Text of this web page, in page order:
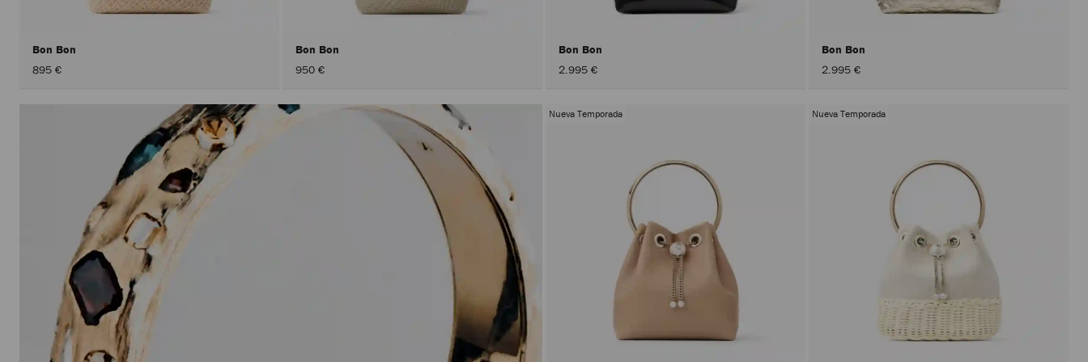
Bon Bon
895 €
Bon Bon
950 €
Bon Bon
2.995 €
Bon Bon
2.995 €
Nueva Temporada Nueva Temporada